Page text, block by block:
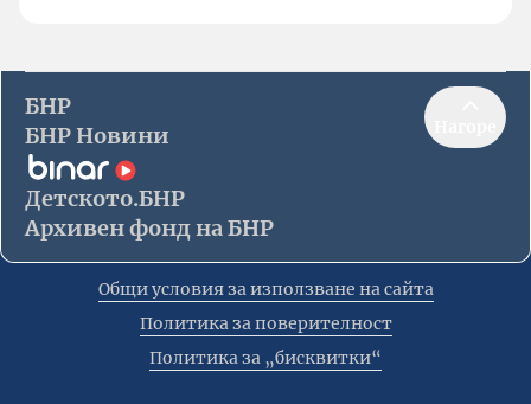
БНР
БНР Новини
Детското.БНР
Архивен фонд на БНР
Общи условия за използване на сайта
Политика за поверителност
Политика за „бисквитки“